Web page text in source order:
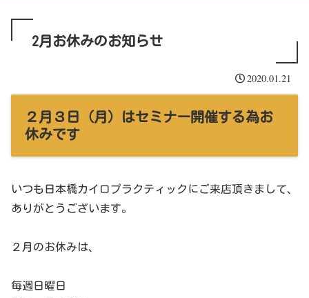
2月お休みのお知らせ
2020.01.21
２月３日（月）はセミナー開催する為お
休みです
いつも日本橋カイロプラクティックにご来店頂きまして、
ありがとうございます。
２月のお休みは、
毎週日曜日